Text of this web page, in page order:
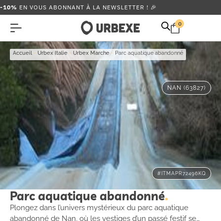
-10% EN VOUS ABONNANT À LA NEWSLETTER ! 🎉
0
Accueil - Urbex Italie - Urbex Marche - Parc aquatique abandonné
NAN (63827)
#ITMAPR72496KQ
Parc aquatique abandonné
Plongez dans l’univers mystérieux du parc aquatique
abandonné de Nan, où les vestiges d’un passé festif se